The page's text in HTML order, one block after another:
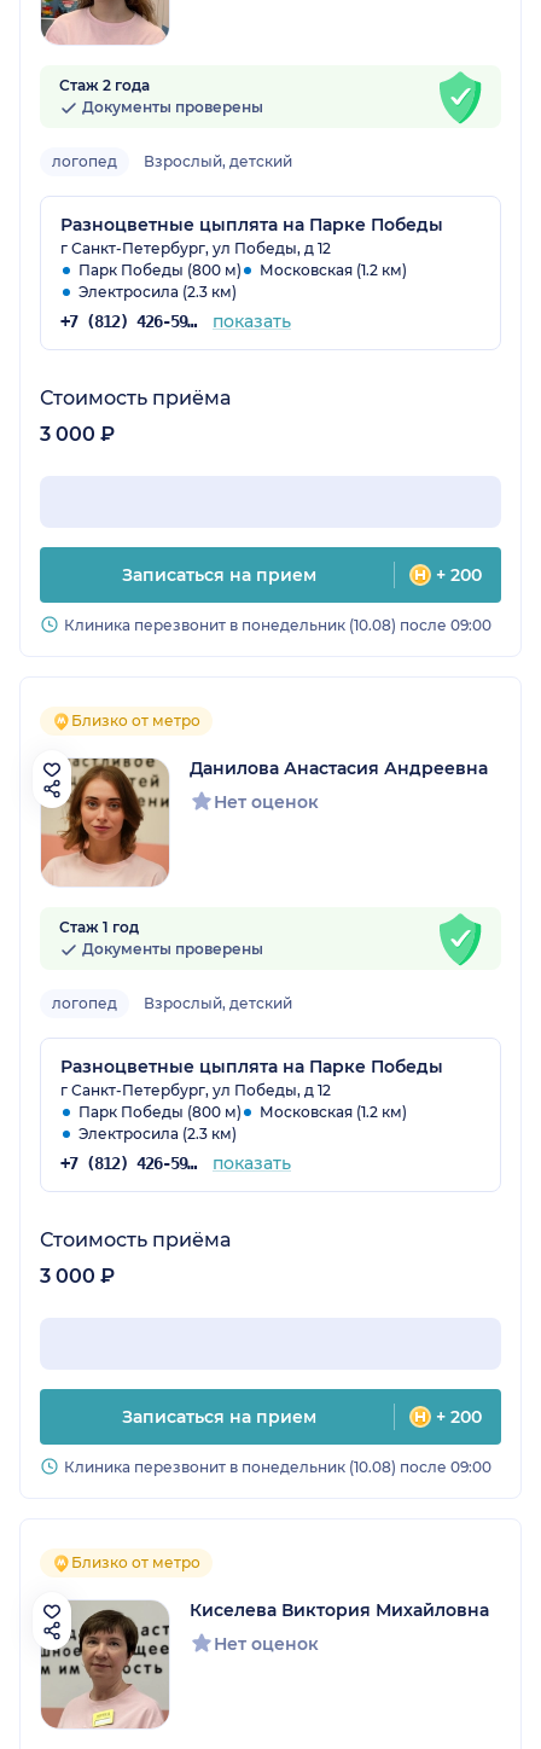
Стаж 2 года
Документы проверены
логопед Взрослый, детский
Разноцветные цыплята на Парке Победы
г Санкт-Петербург, ул Победы, д 12
Парк Победы (800 м)
Московская (1.2 км)
Электросила (2.3 км)
+7 (812) 426-59-34 показать
Стоимость приёма
3 000 ₽
Записаться на прием + 200
Клиника перезвонит в понедельник (10.08) после 09:00
Близко от метро
Данилова Анастасия Андреевна
Нет оценок
Стаж 1 год
Документы проверены
логопед Взрослый, детский
Разноцветные цыплята на Парке Победы
г Санкт-Петербург, ул Победы, д 12
Парк Победы (800 м)
Московская (1.2 км)
Электросила (2.3 км)
+7 (812) 426-59-34 показать
Стоимость приёма
3 000 ₽
Записаться на прием + 200
Клиника перезвонит в понедельник (10.08) после 09:00
Близко от метро
Киселева Виктория Михайловна
Нет оценок